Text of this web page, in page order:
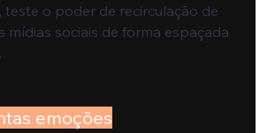
teste o poder de recirculação de
mídias sociais de forma espaçada
emoções